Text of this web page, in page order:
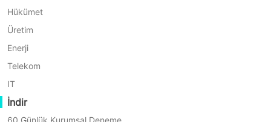
Hükümet
Üretim
Enerji
Telekom
IT
İndir
60 Günlük Kurumsal Deneme